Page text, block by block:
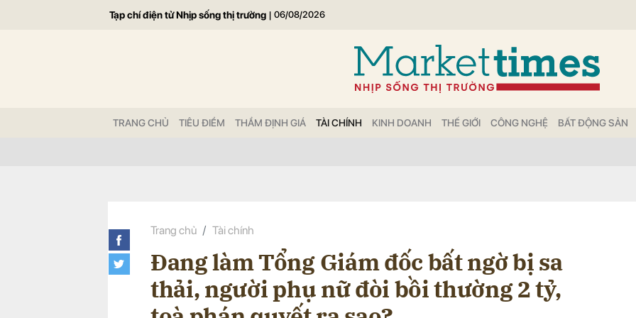
Tạp chí điện tử Nhịp sống thị trường | 06/08/2026
TRANG CHỦ TIÊU ĐIỂM THẨM ĐỊNH GIÁ TÀI CHÍNH KINH DOANH THẾ GIỚI CÔNG NGHỆ BẤT ĐỘNG SẢN
Trang chủ Tài chính
Đang làm Tổng Giám đốc bất ngờ bị sa
thải, người phụ nữ đòi bồi thường 2 tỷ,
Gửi bình luận